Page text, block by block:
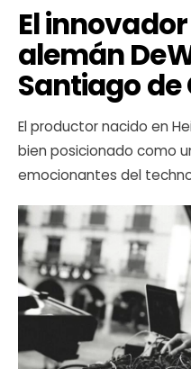
El
alemán
Santiago de
El productor nacido en
bien posicionado como
emocionantes del